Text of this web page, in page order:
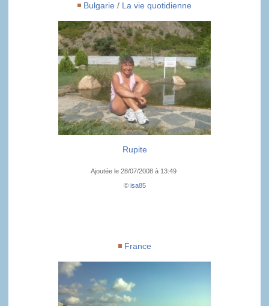
Bulgarie / La vie quotidienne
Rupite
Ajoutée le 28/07/2008 à 13:49
© isa85
France